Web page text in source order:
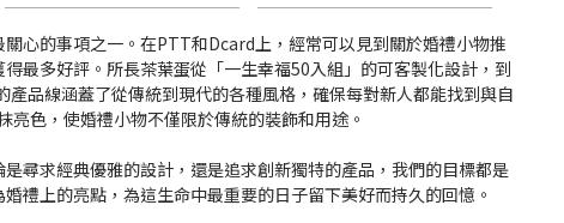
心的事項之一。在PTT和Dcard上，經常可以見到關於婚禮小物推
最多好評。所長茶葉蛋從「一生幸福50入組」的可客製化設計，到
品線涵蓋了從傳統到現代的各種風格，確保每對新人都能找到與自
色，使婚禮小物不僅限於傳統的裝飾和用途。
尋求經典優雅的設計，還是追求創新獨特的產品，我們的目標都是
禮上的亮點，為這生命中最重要的日子留下美好而持久的回憶。